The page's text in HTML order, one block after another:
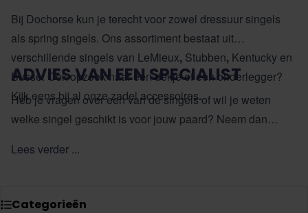
Bij Dochorse kun je terecht voor zowel dressuur singels
als spring singels. Ons assortiment bestaat uit
verschillende singels van LeMieux, Stubben, Kentucky en
Busse. Ook opzoek naar een dekje of een onderlegger?
Kijk eens bij al onze zadelaccessoires.
ADVIES VAN EEN SPECIALIST
Heb je vragen over een van de singels of wil je weten
welke singel geschikt is voor jouw paard? Neem dan
advies.
Lees verder ...
Categorieën